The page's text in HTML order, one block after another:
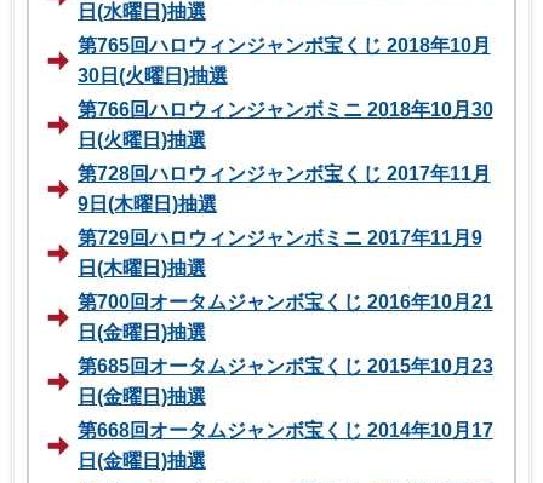
日(水曜日)抽選
第765回ハロウィンジャンボ宝くじ 2018年10月
30日(火曜日)抽選
第766回ハロウィンジャンボミニ 2018年10月30
日(火曜日)抽選
第728回ハロウィンジャンボ宝くじ 2017年11月
9日(木曜日)抽選
第729回ハロウィンジャンボミニ 2017年11月9
日(木曜日)抽選
第700回オータムジャンボ宝くじ 2016年10月21
日(金曜日)抽選
第685回オータムジャンボ宝くじ 2015年10月23
日(金曜日)抽選
第668回オータムジャンボ宝くじ 2014年10月17
日(金曜日)抽選